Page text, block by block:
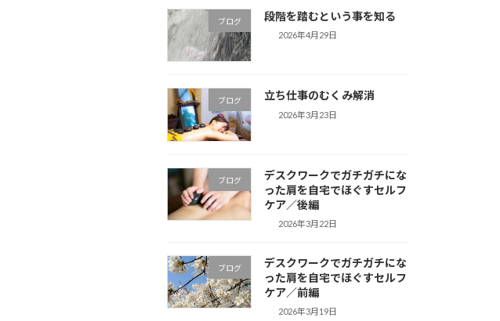
ブログ 段階を踏むという事を知る
2026年4月29日
ブログ 立ち仕事のむくみ解消
2026年3月23日
ブログ
デスクワークでガチガチにな
った肩を自宅でほぐすセルフ
ケア／後編
2026年3月22日
ブログ
デスクワークでガチガチにな
った肩を自宅でほぐすセルフ
ケア／前編
2026年3月19日